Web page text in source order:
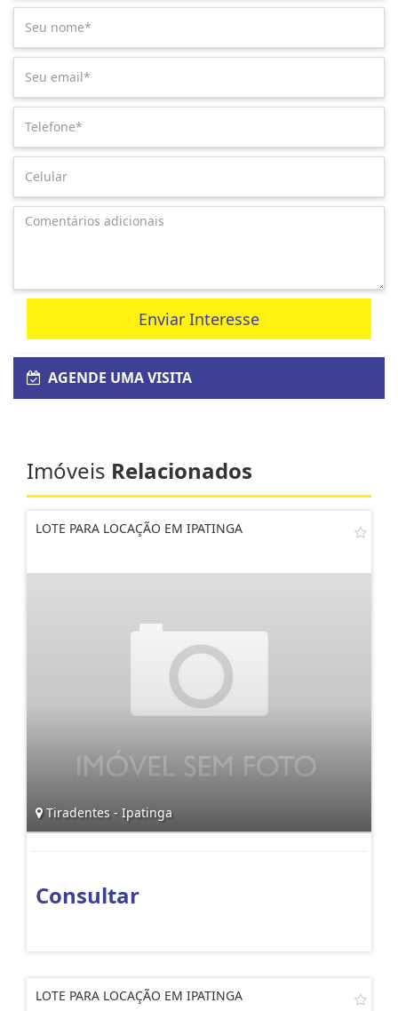
Enviar Interesse
AGENDE UMA VISITA
Imóveis Relacionados
LOTE PARA LOCAÇÃO EM IPATINGA
Tiradentes - Ipatinga
Consultar
LOTE PARA LOCAÇÃO EM IPATINGA